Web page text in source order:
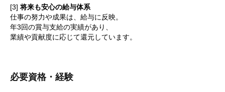
[3] 将来も安心の給与体系
仕事の努力や成果は、給与に反映。
年3回の賞与支給の実績があり、
業績や貢献度に応じて還元しています。
必要資格・経験